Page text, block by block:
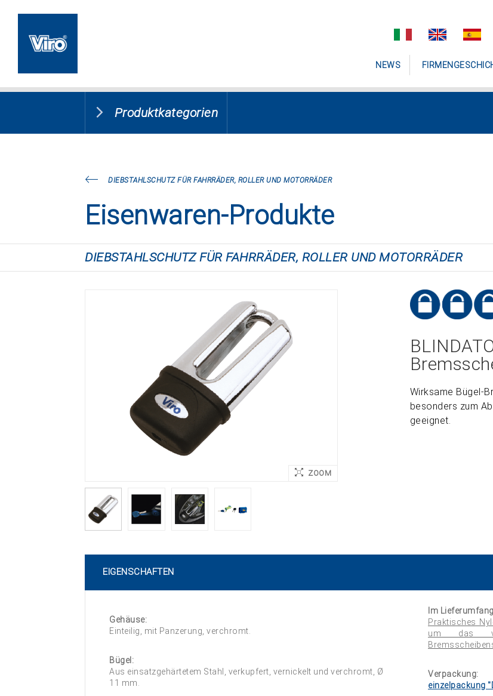
NEWS
Produktkategorien
DIEBSTAHLSCHUTZ FÜR FAHRRÄDER, ROLLER UND MOTORRÄDER
Eisenwaren-Produkte
DIEBSTAHLSCHUTZ FÜR FAHRRÄDER, ROLLER UND MOTORRÄDER
ZOOM
Wirksame Bügel-
besonders zum
geeignet.
EIGENSCHAFTEN
Gehäuse:
Einteilig, mit Panzerung, verchromt.
Bügel:
Aus einsatzgehärtetem Stahl, verkupfert, vernickelt und verchromt, Ø
11 mm.
Im
Praktisches
um das
Verpackung:
einzelpackung